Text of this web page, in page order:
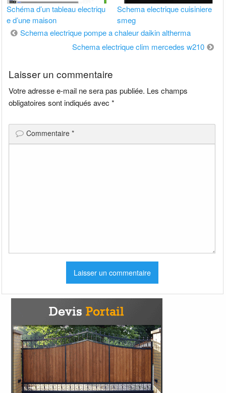
Schéma d’un tableau electriqu
e d’une maison
Schema electrique cuisiniere
smeg
Navigation
Schema electrique pompe a chaleur daikin altherma
Schema electrique clim mercedes w210
Laisser un commentaire
Votre adresse e-mail ne sera pas publiée. Les champs
obligatoires sont indiqués avec*
Commentaire*